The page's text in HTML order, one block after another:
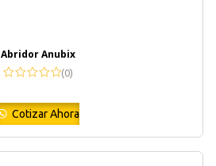
Abridor Anubix
(0)
Cotizar Ahora